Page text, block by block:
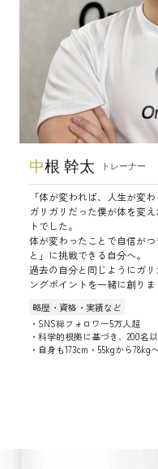
中根 幹太 トレーナー
「体が変われば、人生が変わ
ガリガリだった僕が体を変
トでした。
体が変わったことで自信が
と」に挑戦できる自分へ。
過去の自分と同じようにガ
ングポイントを一緒に創りま
略歴・資格・実績など
・SNS総フォロワー5万人超
・科学的根拠に基づき、200名
・自身も173cm・55kgから78kg